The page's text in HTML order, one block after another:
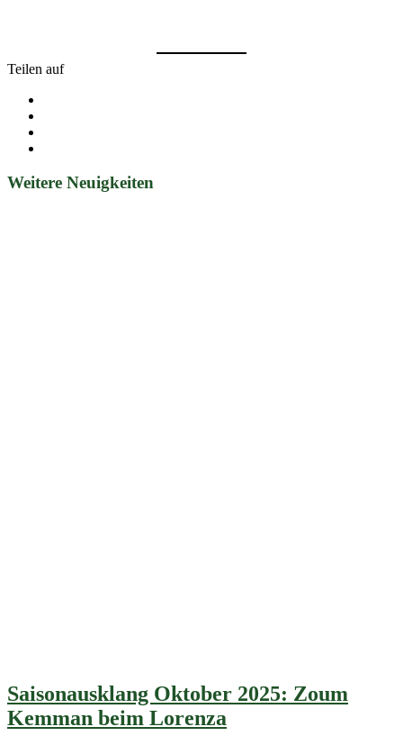
Teilen auf
Weitere Neuigkeiten
Saisonausklang Oktober 2025: Zoum
Kemman beim Lorenza